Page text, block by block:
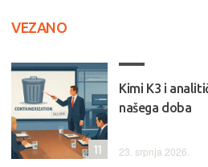
VEZANO
Kimi K3 i
našega doba
23. srpnja 2026.
11